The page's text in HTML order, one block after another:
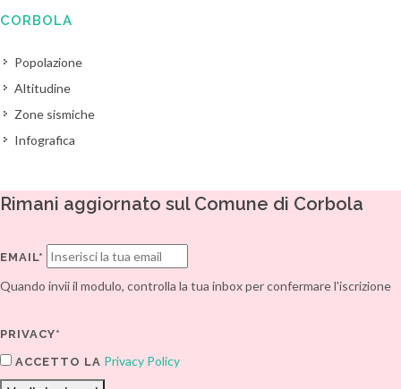
CORBOLA
Popolazione
Altitudine
Zone sismiche
Infografica
Rimani aggiornato sul Comune di Corbola
EMAIL*
Quando invii il modulo, controlla la tua inbox per confermare l'iscrizione
PRIVACY*
ACCETTO LA Privacy Policy